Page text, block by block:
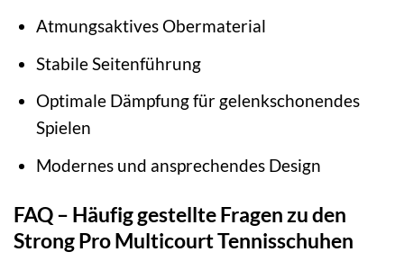
Atmungsaktives Obermaterial
Stabile Seitenführung
Optimale Dämpfung für gelenkschonendes
Spielen
Modernes und ansprechendes Design
FAQ – Häufig gestellte Fragen zu den
Strong Pro Multicourt Tennisschuhen